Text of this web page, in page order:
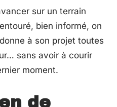
sur un terrain
bien informé, on
à son projet toutes
sans avoir à courir
moment.
de